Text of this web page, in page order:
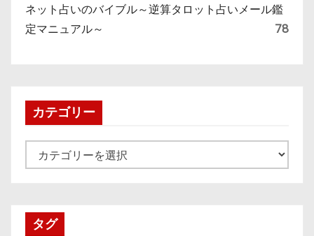
ネット占いのバイブル～逆算タロット占いメール鑑
定マニュアル～
78
カテゴリー
テ
ータグ